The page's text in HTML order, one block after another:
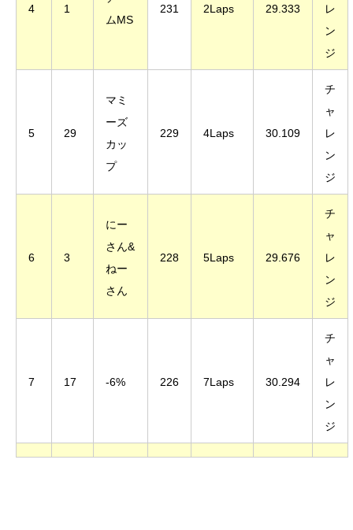
4 1
ムMS
231 2Laps 29.333
レ
ン
ジ
5 29
マミ
ーズ
カッ
プ
229 4Laps 30.109
チ
ャ
レ
ン
ジ
6 3
にー
さん&
ねー
さん
228 5Laps 29.676
チ
ャ
レ
ン
ジ
7 17 -6% 226 7Laps 30.294
チ
ャ
レ
ン
ジ